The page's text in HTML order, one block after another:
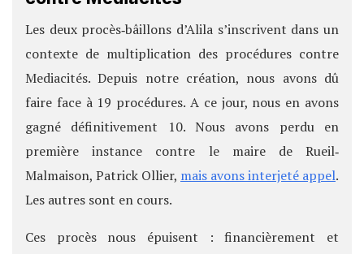
Les deux procès‐bâillons d’Alila s’inscrivent dans un
contexte de multiplication des procédures contre
Mediacités. Depuis notre création, nous avons dû
faire face à 19 procédures. A ce jour, nous en avons
gagné définitivement 10. Nous avons perdu en
première instance contre le maire de Rueil‐
Malmaison, Patrick Ollier, mais avons interjeté appel.
Les autres sont en cours.
Ces procès nous épuisent : financièrement et